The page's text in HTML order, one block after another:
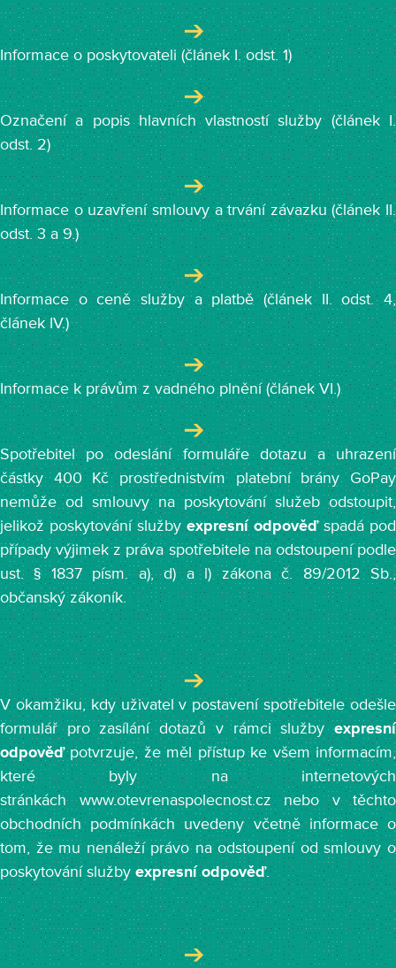
Informace o poskytovateli (článek I. odst. 1)
Označení a popis hlavních vlastností služby (článek I.
odst. 2)
Informace o uzavření smlouvy a trvání závazku (článek II.
odst. 3 a 9.)
Informace o ceně služby a platbě (článek II. odst. 4,
článek IV.)
Informace k právům z vadného plnění (článek VI.)
Spotřebitel po odeslání formuláře dotazu a uhrazení
částky 400 Kč prostřednistvím platební brány GoPay
nemůže od smlouvy na poskytování služeb odstoupit,
jelikož poskytování službyexpresní odpověďspadá pod
případy výjimek z práva spotřebitele na odstoupení podle
ust. § 1837 písm. a), d) a l) zákona č. 89/2012 Sb.,
občanský zákoník.
V okamžiku, kdy uživatel v postavení spotřebitele odešle
formulář pro zasílání dotazů v rámci službyexpresní
odpověďpotvrzuje, že měl přístup ke všem informacím,
které byly na internetových
stránkách www.otevrenaspolecnost.cz nebo v těchto
obchodních podmínkách uvedeny včetně informace o
tom, že mu nenáleží právo na odstoupení od smlouvy o
poskytování službyexpresní odpověď.